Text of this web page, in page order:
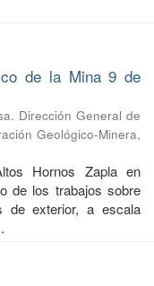
de la Mina 9 de
Dirección General de
Geológico-Minera,
Hornos Zapla en
de los trabajos sobre
de exterior, a escala